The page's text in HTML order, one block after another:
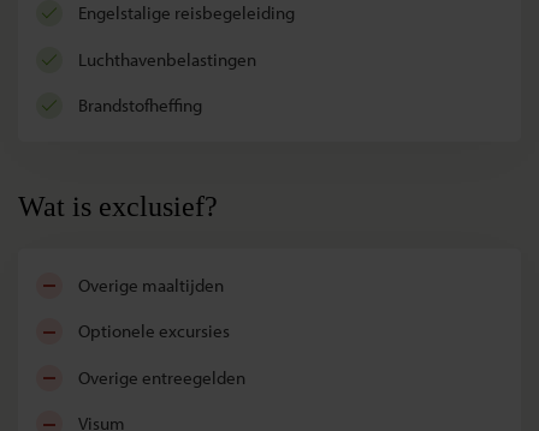
Engelstalige reisbegeleiding
luchthavenbelastingen
brandstofheffing
Wat is exclusief?
overige maaltijden
optionele excursies
overige entreegelden
visum